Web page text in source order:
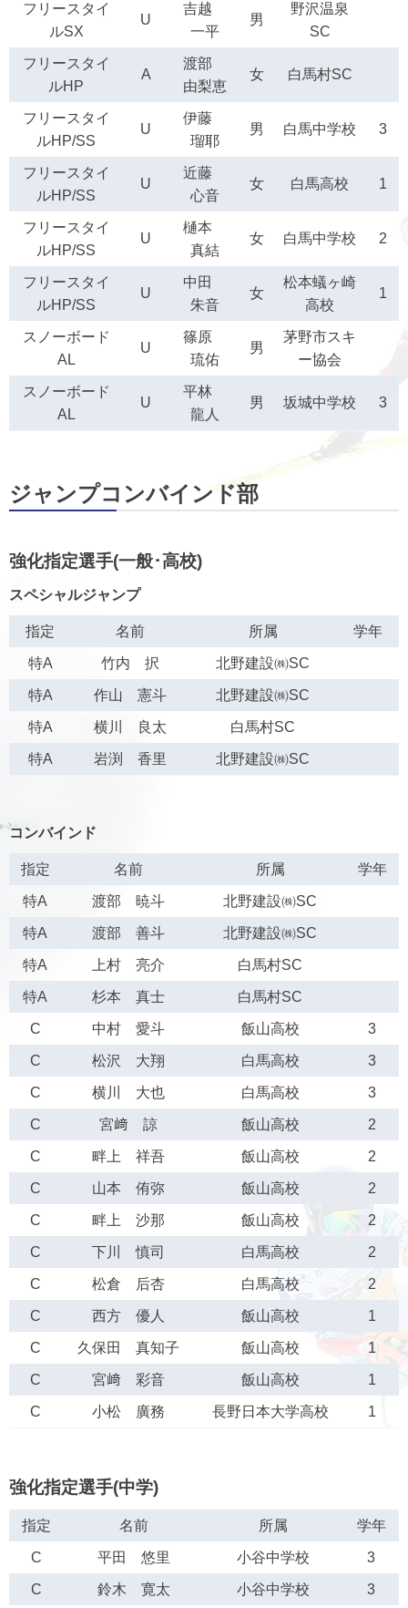
フリースタイ
ルSX
U
吉越
一平
男
野沢温泉
SC
フリースタイ
ルHP
A
渡部
由梨恵
女 白馬村SC
フリースタイ
ルHP/SS
U
伊藤
瑠耶
男 白馬中学校 3
フリースタイ
ルHP/SS
U
近藤
心音
女 白馬高校 1
フリースタイ
ルHP/SS
U
樋本
真結
女 白馬中学校 2
フリースタイ
ルHP/SS
U
中田
朱音
女
松本蟻ヶ崎
高校
1
スノーボード
AL
U
篠原
琉佑
男
茅野市スキ
ー協会
スノーボード
AL
U
平林
龍人
男 坂城中学校 3
ジャンプコンバインド部
強化指定選手(一般･高校)
スペシャルジャンプ
指定 名前 所属 学年
特A 竹内 択 北野建設㈱SC
特A 作山 憲斗 北野建設㈱SC
特A 横川 良太 白馬村SC
特A 岩渕 香里 北野建設㈱SC
コンバインド
指定 名前 所属 学年
特A 渡部 暁斗 北野建設㈱SC
特A 渡部 善斗 北野建設㈱SC
特A 上村 亮介 白馬村SC
特A 杉本 真士 白馬村SC
C 中村 愛斗 飯山高校 3
C 松沢 大翔 白馬高校 3
C 横川 大也 白馬高校 3
C 宮﨑 諒 飯山高校 2
C 畔上 祥吾 飯山高校 2
C 山本 侑弥 飯山高校 2
C 畔上 沙那 飯山高校 2
C 下川 慎司 白馬高校 2
C 松倉 后杏 白馬高校 2
C 西方 優人 飯山高校 1
C 久保田 真知子 飯山高校 1
C 宮﨑 彩音 飯山高校 1
C 小松 廣務 長野日本大学高校 1
強化指定選手(中学)
指定 名前 所属 学年
C 平田 悠里 小谷中学校 3
C 鈴木 寛太 小谷中学校 3